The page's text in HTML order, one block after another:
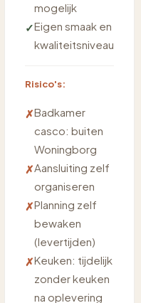
mogelijk
Eigen smaak en
kwaliteitsniveau
Risico's:
Badkamer
casco: buiten
Woningborg
Aansluiting zelf
organiseren
Planning zelf
bewaken
(levertijden)
Keuken: tijdelijk
zonder keuken
na oplevering